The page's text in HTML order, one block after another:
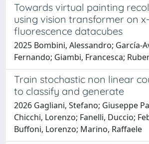
Towards virtual painting
using vision transformer on
fluorescence datacubes
2025 Bombini, Alessandro; García-
Fernando; Giambi, Francesca;
Train stochastic non linear
to classify and generate
2026 Gagliani, Stefano; Giuseppe
Chicchi, Lorenzo; Fanelli, Duccio;
Buffoni, Lorenzo; Marino, Raffaele